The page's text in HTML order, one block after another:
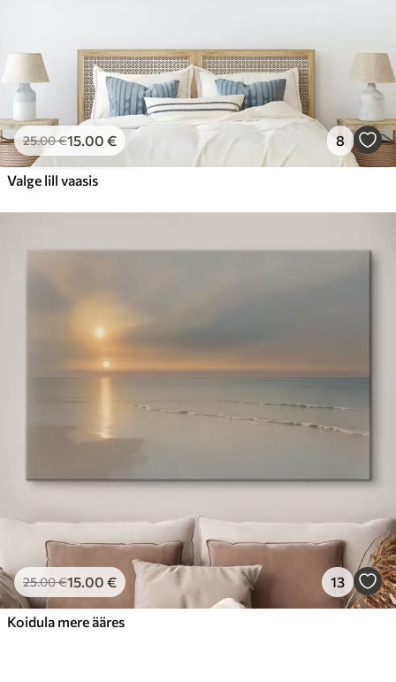
25.00€15.00 € 8
Valge lill vaasis
25.00€15.00 € 13
Koidula mere ääres